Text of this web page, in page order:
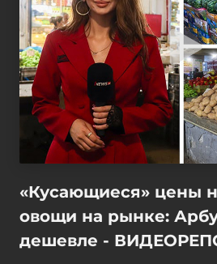
«Кусающиеся» цены
овощи на рынке:
дешевле -